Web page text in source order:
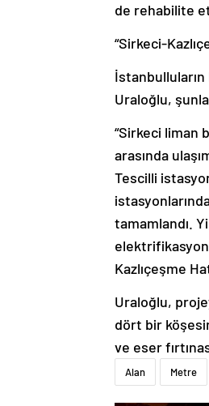
de rehabilite
“Sirkeci-
İstanbulluların
Uraloğlu,
“Sirkeci liman
arasında
Tescilli
tamamlandı.
Kazlıçeşme
Uraloğlu,
dört bir
ve eser
Alan Metre